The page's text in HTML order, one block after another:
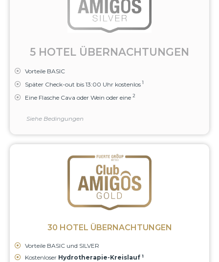
5 HOTEL ÜBERNACHTUNGEN
Vorteile BASIC
Später Check-out bis 13:00 Uhr kostenlos 1
Eine Flasche Cava oder Wein oder eine2
Siehe Bedingungen
30 HOTEL ÜBERNACHTUNGEN
Vorteile BASIC und SILVER
Kostenloser Hydrotherapie-Kreislauf1